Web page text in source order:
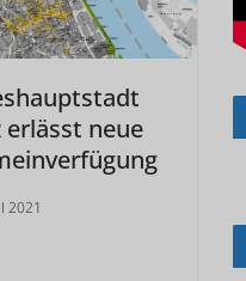
erlässt neue
2021